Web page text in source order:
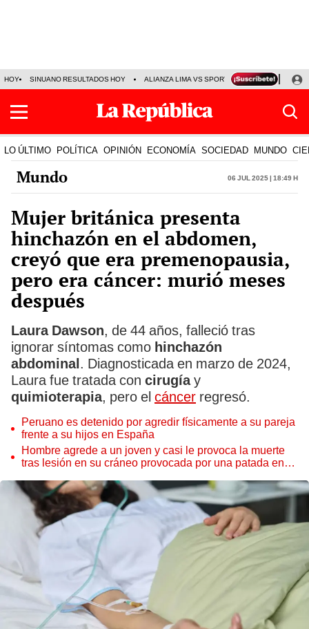
HOY SINUANO RESULTADOS HOY ALIANZA LIMA VS SPORT BOYS JORGE
LO ÚLTIMO POLÍTICA OPINIÓN ECONOMÍA SOCIEDAD MUNDO
Mundo 06 Jul 2025 | 18:49 h
Mujer británica presenta
hinchazón en el abdomen,
creyó que era premenopausia,
pero era cáncer: murió meses
después
Laura Dawson, de 44 años, falleció tras
ignorar síntomas como hinchazón
abdominal. Diagnosticada en marzo de 2024,
Laura fue tratada con cirugíay
quimioterapia, pero el cáncer regresó.
Peruano es detenido por agredir físicamente a su pareja
frente a su hijos en España
Hombre agrede a un joven y casi le provoca la muerte
tras lesión en su cráneo provocada por una patada en